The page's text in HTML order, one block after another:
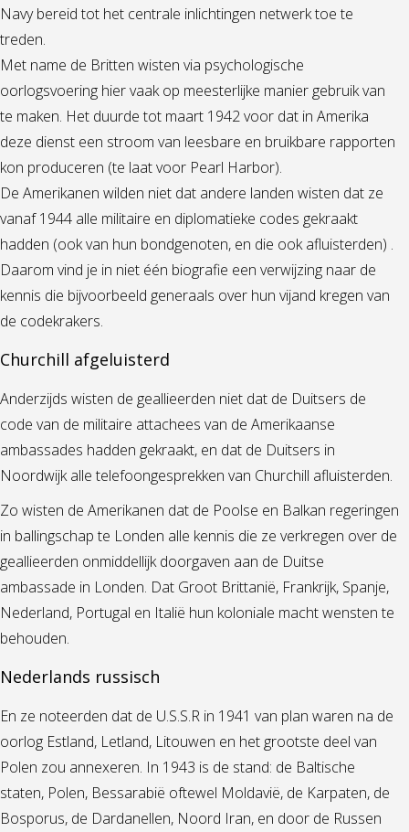
Navy bereid tot het centrale inlichtingen netwerk toe te
treden.
Met name de Britten wisten via psychologische
oorlogsvoering hier vaak op meesterlijke manier gebruik van
te maken. Het duurde tot maart 1942 voor dat in Amerika
deze dienst een stroom van leesbare en bruikbare rapporten
kon produceren (te laat voor Pearl Harbor).
De Amerikanen wilden niet dat andere landen wisten dat ze
vanaf 1944 alle militaire en diplomatieke codes gekraakt
hadden (ook van hun bondgenoten, en die ook afluisterden) .
Daarom vind je in niet één biografie een verwijzing naar de
kennis die bijvoorbeeld generaals over hun vijand kregen van
de codekrakers.
Churchill afgeluisterd
Anderzijds wisten de geallieerden niet dat de Duitsers de
code van de militaire attachees van de Amerikaanse
ambassades hadden gekraakt, en dat de Duitsers in
Noordwijk alle telefoongesprekken van Churchill afluisterden.
Zo wisten de Amerikanen dat de Poolse en Balkan regeringen
in ballingschap te Londen alle kennis die ze verkregen over de
geallieerden onmiddellijk doorgaven aan de Duitse
ambassade in Londen. Dat Groot Brittanië, Frankrijk, Spanje,
Nederland, Portugal en Italië hun koloniale macht wensten te
behouden.
Nederlands russisch
En ze noteerden dat de U.S.S.R in 1941 van plan waren na de
oorlog Estland, Letland, Litouwen en het grootste deel van
Polen zou annexeren. In 1943 is de stand: de Baltische
staten, Polen, Bessarabië oftewel Moldavië, de Karpaten, de
Bosporus, de Dardanellen, Noord Iran, en door de Russen